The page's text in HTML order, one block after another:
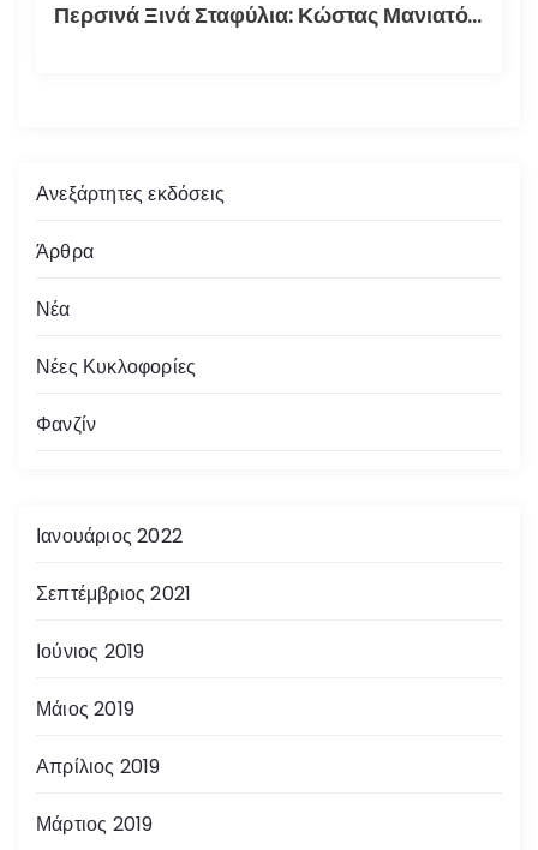
Περσινά Ξινά Σταφύλια: Κώστας Μανιατόπουλος “Αυτοσκατατροφή”, Έκθεση 2018
Ανεξάρτητες εκδόσεις
Άρθρα
Νέα
Νέες Κυκλοφορίες
Φανζίν
Ιανουάριος 2022
Σεπτέμβριος 2021
Ιούνιος 2019
Μάιος 2019
Απρίλιος 2019
Μάρτιος 2019